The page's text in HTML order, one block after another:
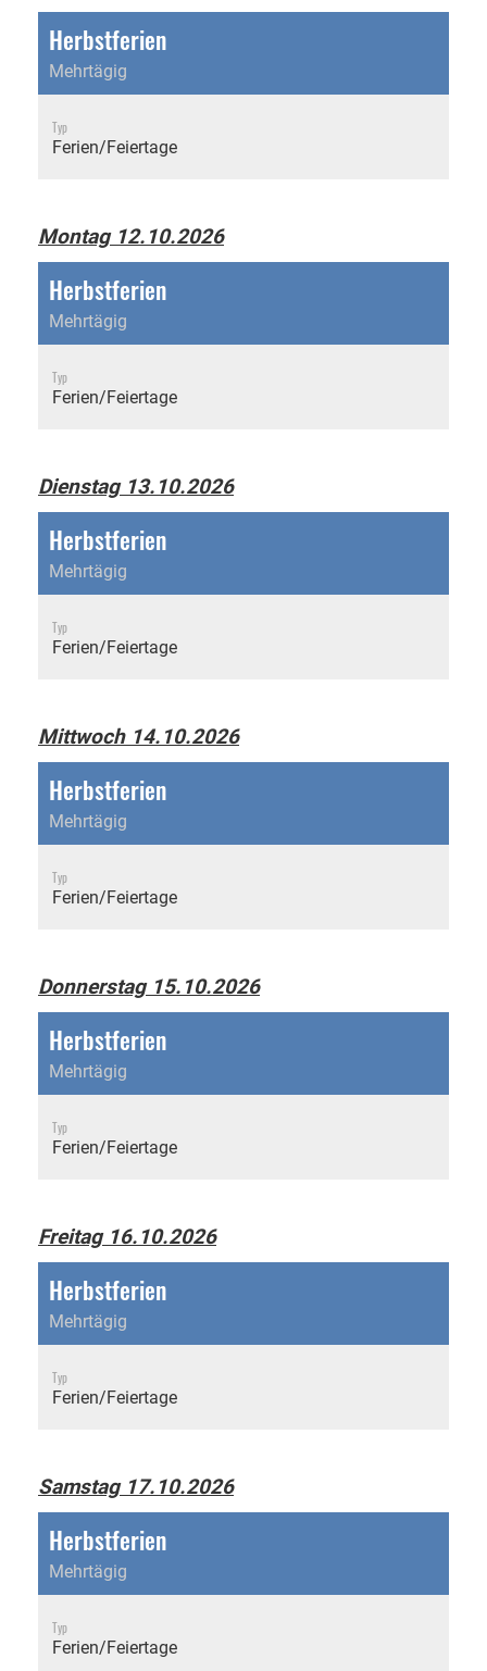
Herbstferien
Mehrtägig
Typ
Ferien/Feiertage
Montag 12.10.2026
Herbstferien
Mehrtägig
Typ
Ferien/Feiertage
Dienstag 13.10.2026
Herbstferien
Mehrtägig
Typ
Ferien/Feiertage
Mittwoch 14.10.2026
Herbstferien
Mehrtägig
Typ
Ferien/Feiertage
Donnerstag 15.10.2026
Herbstferien
Mehrtägig
Typ
Ferien/Feiertage
Freitag 16.10.2026
Herbstferien
Mehrtägig
Typ
Ferien/Feiertage
Samstag 17.10.2026
Herbstferien
Mehrtägig
Typ
Ferien/Feiertage